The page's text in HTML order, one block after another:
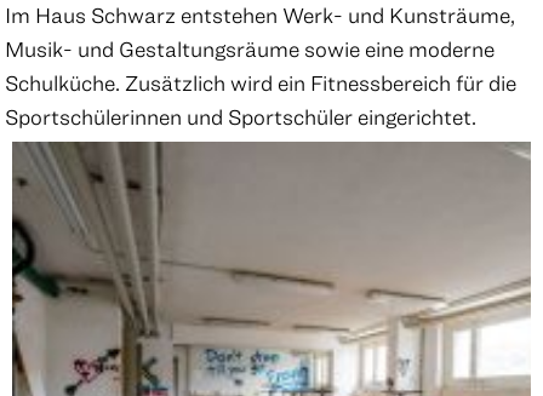
Im Haus Schwarz entstehen Werk- und Kunsträume,
Musik- und Gestaltungsräume sowie eine moderne
Schulküche. Zusätzlich wird ein Fitnessbereich für die
Sportschülerinnen und Sportschüler eingerichtet.